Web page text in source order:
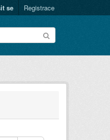
se Registrace